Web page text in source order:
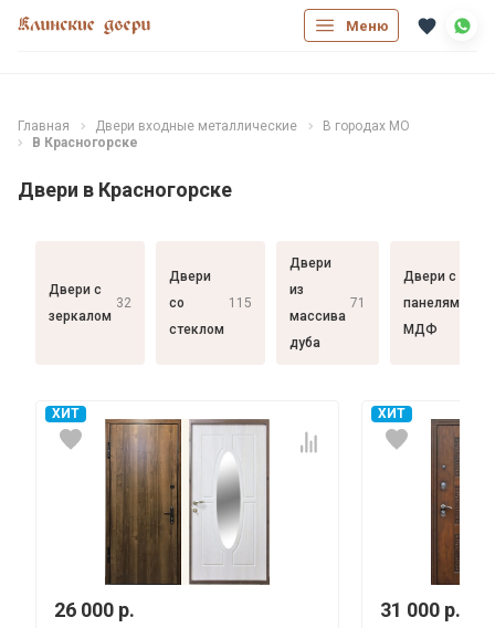
Меню
Главная Двери входные металлические
В городах МО
В Красногорске
Двери в Красногорске
Двери с
зеркалом
32
Двери
со
стеклом
115
Двери
из
массива
дуба
71
Двери с
панелями
МДФ
ХИТ
26 000 р.
ХИТ
31 000 р.